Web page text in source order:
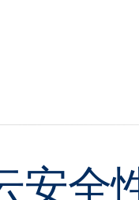
餐与价格
安全